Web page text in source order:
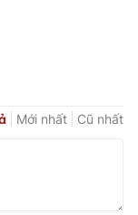
Mới nhất Cũ nhất